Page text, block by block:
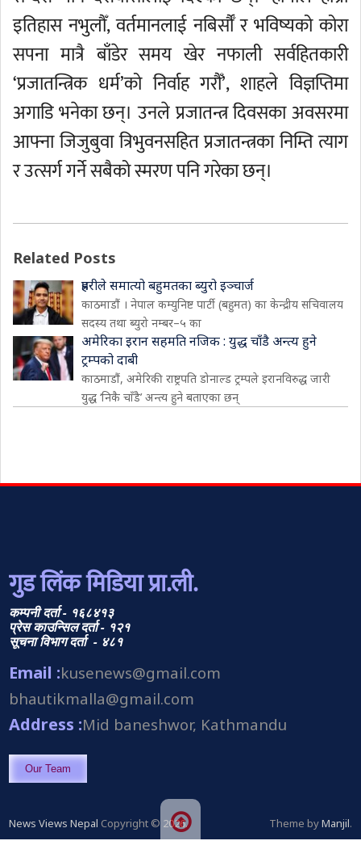
इतिहास नभुलौँ, वर्तमानलाई नबिर्सौँ र भविष्यको कोरा
सपना मात्रै बाँडेर समय खेर नफाली सर्वहितकारी
‘प्रजातन्त्रिक धर्म’को निर्वाह गरौँ’, शाहले विज्ञप्तिमा
अगाडि भनेका छन्। उनले प्रजातन्त्र दिवसका अवसरमा
आफ्ना जिजुबुवा त्रिभुवनसहित प्रजातन्त्रका निम्ति त्याग
र उत्सर्ग गर्ने सबैको स्मरण पनि गरेका छन्।
Related Posts
प्रहरीले समात्यो बहुमतका ब्युरो इञ्चार्ज
काठमाडौं । नेपाल कम्युनिष्ट पार्टी (बहुमत) का केन्द्रीय सचिवालय
सदस्य तथा ब्युरो नम्बर–५ का
अमेरिका इरान सहमति नजिक : युद्ध चाँडै अन्त्य हुने
ट्रम्पको दाबी
काठमाडौं, अमेरिकी राष्ट्रपति डोनाल्ड ट्रम्पले इरानविरुद्ध जारी
युद्ध ‘निकै चाँडै’ अन्त्य हुने बताएका छन्
गुड लिंक मिडिया प्रा.ली.
कम्पनी दर्ता - १६८४१३
प्रेस काउन्सिल दर्ता - १२१
सूचना विभाग दर्ता - ४८१
Email :kusenews@gmail.com
bhautikmalla@gmail.com
Address :Mid baneshwor, Kathmandu
Our Team
News Views Nepal Copyright © 2026. Theme byManjil.